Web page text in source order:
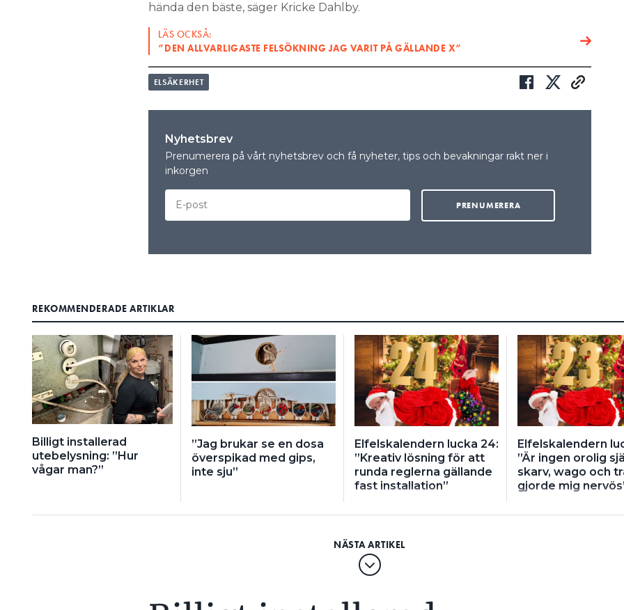
hända den bäste, säger Kricke Dahlby.
LÄS OCKSÅ:
”DEN ALLVARLIGASTE FELSÖKNING JAG VARIT PÅ GÄLLANDE X”
ELSÄKERHET
Nyhetsbrev
Prenumerera på vårt nyhetsbrev och få nyheter, tips och bevakningar rakt ner i
inkorgen
REKOMMENDERADE ARTIKLAR
Billigt installerad
utebelysning: ”Hur
vågar man?”
”Jag brukar se en dosa
överspikad med gips,
inte sju”
Elfelskalendern lucka 24:
”Kreativ lösning för att
runda reglerna gällande
fast installation”
Elfelskalendern
”Är ingen orolig
skarv, wago och
gjorde mig